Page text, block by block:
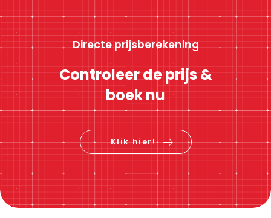
Directe prijsberekening
Controleer de prijs &
boek nu
Klik hier!